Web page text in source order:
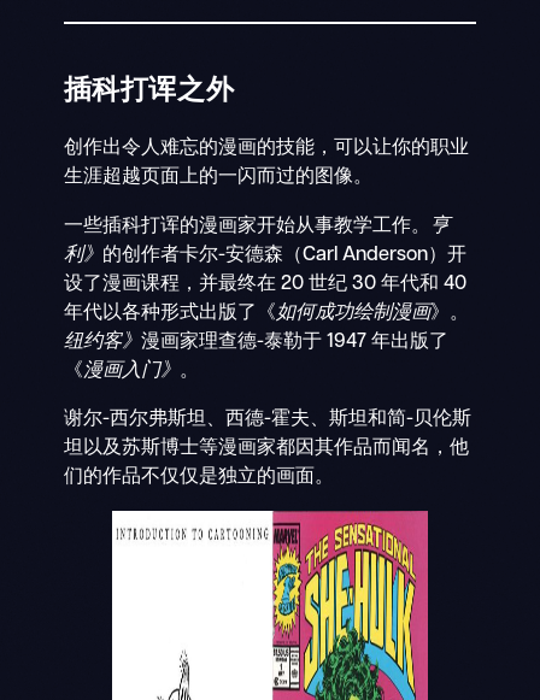
插科打诨之外
创作出令人难忘的漫画的技能，可以让你的职业
生涯超越页面上的一闪而过的图像。
一些插科打诨的漫画家开始从事教学工作。
亨
利》 的创作者卡尔-安德森（Carl Anderson）开
设了漫画课程，并最终在 20 世纪 30 年代和 40
年代以各种形式出版了《如何成功绘制漫画》。
纽约客》 漫画家理查德-泰勒于 1947 年出版了
《漫画入门》 。
谢尔-西尔弗斯坦、西德-霍夫、斯坦和简-贝伦斯
坦以及苏斯博士等漫画家都因其作品而闻名，他
们的作品不仅仅是独立的画面。